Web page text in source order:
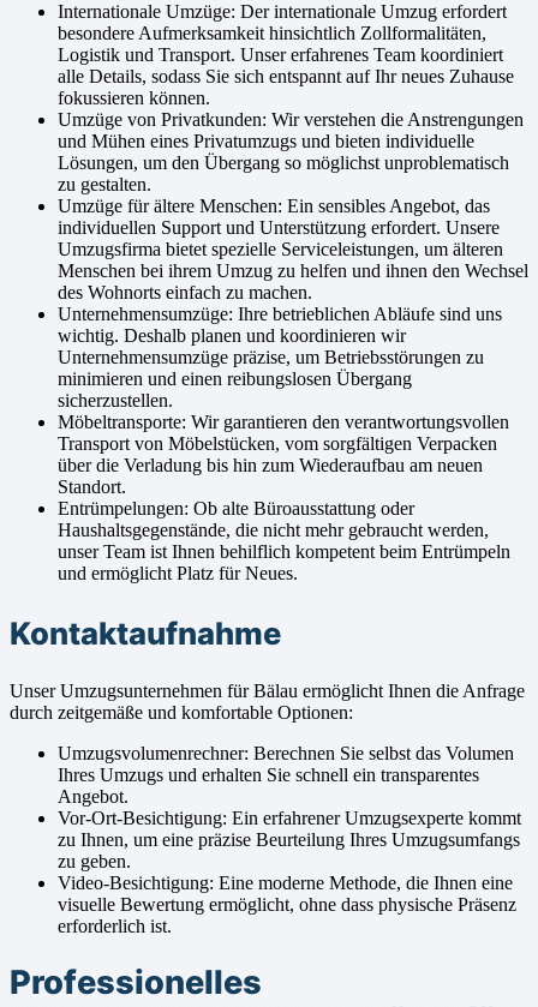
Internationale Umzüge: Der internationale Umzug erfordert
besondere Aufmerksamkeit hinsichtlich Zollformalitäten,
Logistik und Transport. Unser erfahrenes Team koordiniert
alle Details, sodass Sie sich entspannt auf Ihr neues Zuhause
fokussieren können.
Umzüge von Privatkunden: Wir verstehen die Anstrengungen
und Mühen eines Privatumzugs und bieten individuelle
Lösungen, um den Übergang so möglichst unproblematisch
zu gestalten.
Umzüge für ältere Menschen: Ein sensibles Angebot, das
individuellen Support und Unterstützung erfordert. Unsere
Umzugsfirma bietet spezielle Serviceleistungen, um älteren
Menschen bei ihrem Umzug zu helfen und ihnen den Wechsel
des Wohnorts einfach zu machen.
Unternehmensumzüge: Ihre betrieblichen Abläufe sind uns
wichtig. Deshalb planen und koordinieren wir
Unternehmensumzüge präzise, um Betriebsstörungen zu
minimieren und einen reibungslosen Übergang
sicherzustellen.
Möbeltransporte: Wir garantieren den verantwortungsvollen
Transport von Möbelstücken, vom sorgfältigen Verpacken
über die Verladung bis hin zum Wiederaufbau am neuen
Standort.
Entrümpelungen: Ob alte Büroausstattung oder
Haushaltsgegenstände, die nicht mehr gebraucht werden,
unser Team ist Ihnen behilflich kompetent beim Entrümpeln
und ermöglicht Platz für Neues.
Kontaktaufnahme
Unser Umzugsunternehmen für Bälau ermöglicht Ihnen die Anfrage
durch zeitgemäße und komfortable Optionen:
Umzugsvolumenrechner: Berechnen Sie selbst das Volumen
Ihres Umzugs und erhalten Sie schnell ein transparentes
Angebot.
Vor-Ort-Besichtigung: Ein erfahrener Umzugsexperte kommt
zu Ihnen, um eine präzise Beurteilung Ihres Umzugsumfangs
zu geben.
Video-Besichtigung: Eine moderne Methode, die Ihnen eine
visuelle Bewertung ermöglicht, ohne dass physische Präsenz
erforderlich ist.
Professionelles